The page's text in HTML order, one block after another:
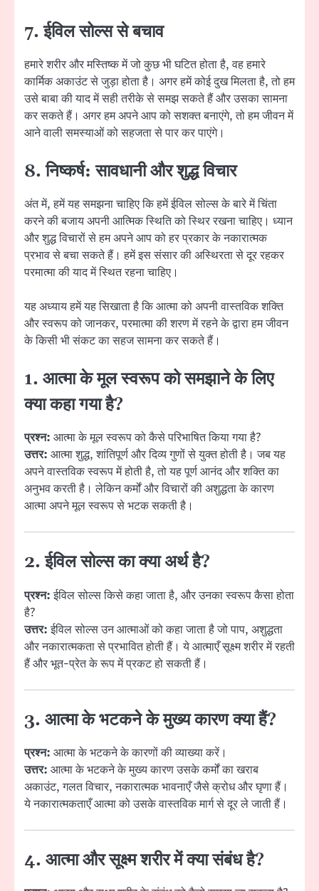
7. ईविल सोल्स से बचाव
हमारे शरीर और मस्तिष्क में जो कुछ भी घटित होता है, वह हमारे
कार्मिक अकाउंट से जुड़ा होता है। अगर हमें कोई दुख मिलता है, तो हम
उसे बाबा की याद में सही तरीके से समझ सकते हैं और उसका सामना
कर सकते हैं। अगर हम अपने आप को सशक्त बनाएंगे, तो हम जीवन में
आने वाली समस्याओं को सहजता से पार कर पाएंगे।
8. निष्कर्ष: सावधानी और शुद्ध विचार
अंत में, हमें यह समझना चाहिए कि हमें ईविल सोल्स के बारे में चिंता
करने की बजाय अपनी आत्मिक स्थिति को स्थिर रखना चाहिए। ध्यान
और शुद्ध विचारों से हम अपने आप को हर प्रकार के नकारात्मक
प्रभाव से बचा सकते हैं। हमें इस संसार की अस्थिरता से दूर रहकर
परमात्मा की याद में स्थित रहना चाहिए।
यह अध्याय हमें यह सिखाता है कि आत्मा को अपनी वास्तविक शक्ति
और स्वरूप को जानकर, परमात्मा की शरण में रहने के द्वारा हम जीवन
के किसी भी संकट का सहज सामना कर सकते हैं।
1. आत्मा के मूल स्वरूप को समझाने के लिए
क्या कहा गया है?
प्रश्न: आत्मा के मूल स्वरूप को कैसे परिभाषित किया गया है?
उत्तर: आत्मा शुद्ध, शांतिपूर्ण और दिव्य गुणों से युक्त होती है। जब यह
अपने वास्तविक स्वरूप में होती है, तो यह पूर्ण आनंद और शक्ति का
अनुभव करती है। लेकिन कर्मों और विचारों की अशुद्धता के कारण
आत्मा अपने मूल स्वरूप से भटक सकती है।
2. ईविल सोल्स का क्या अर्थ है?
प्रश्न:ईविल सोल्स किसे कहा जाता है, और उनका स्वरूप कैसा होता
है?
उत्तर:ईविल सोल्स उन आत्माओं को कहा जाता है जो पाप, अशुद्धता
और नकारात्मकता से प्रभावित होती हैं। ये आत्माएँ सूक्ष्म शरीर में रहती
हैं और भूत-प्रेत के रूप में प्रकट हो सकती हैं।
3. आत्मा के भटकने के मुख्य कारण क्या हैं?
प्रश्न: आत्मा के भटकने के कारणों की व्याख्या करें।
उत्तर: आत्मा के भटकने के मुख्य कारण उसके कर्मों का खराब
अकाउंट, गलत विचार, नकारात्मक भावनाएँ जैसे क्रोध और घृणा हैं।
ये नकारात्मकताएँ आत्मा को उसके वास्तविक मार्ग से दूर ले जाती हैं।
4. आत्मा और सूक्ष्म शरीर में क्या संबंध है?